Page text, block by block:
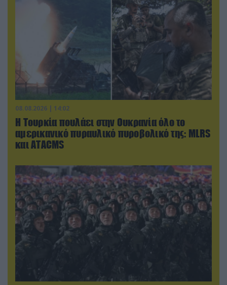
08.08.2026 | 14:02
Η Τουρκία πουλάει στην Ουκρανία όλο το
αμερικανικό πυραυλικό πυροβολικό της: MLRS
και ΑΤΑCMS